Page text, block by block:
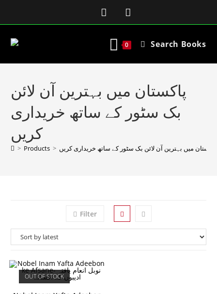
0 Search Books
پاکستان میں بہترین آن لائن
بک سٹور کے ساتھ خریداری
کریں
> Products > پاکستان میں بہترین آن لائن بک سٹور کے ساتھ خریداری کریں
Filter
OUT OF STOCK